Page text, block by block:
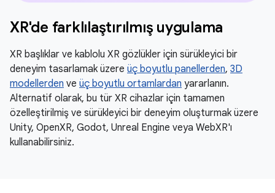
XR'de farklılaştırılmış uygulama
XR başlıklar ve kablolu XR gözlükler için sürükleyici bir
deneyim tasarlamak üzere üç boyutlu panellerden, 3D
modellerden ve üç boyutlu ortamlardan yararlanın.
Alternatif olarak, bu tür XR cihazlar için tamamen
özelleştirilmiş ve sürükleyici bir deneyim oluşturmak üzere
Unity, OpenXR, Godot, Unreal Engine veya WebXR'ı
kullanabilirsiniz.